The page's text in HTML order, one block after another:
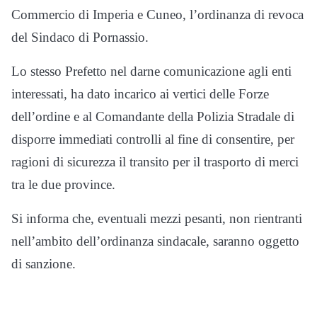
Commercio di Imperia e Cuneo, l’ordinanza di revoca
del Sindaco di Pornassio.
Lo stesso Prefetto nel darne comunicazione agli enti
interessati, ha dato incarico ai vertici delle Forze
dell’ordine e al Comandante della Polizia Stradale di
disporre immediati controlli al fine di consentire, per
ragioni di sicurezza il transito per il trasporto di merci
tra le due province.
Si informa che, eventuali mezzi pesanti, non rientranti
nell’ambito dell’ordinanza sindacale, saranno oggetto
di sanzione.